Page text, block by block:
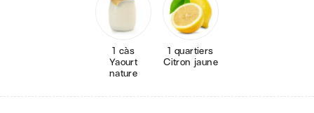
1 càs
Yaourt
nature
1 quartiers
Citron jaune